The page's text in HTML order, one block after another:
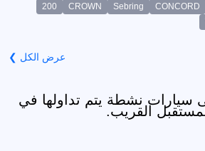
CONCORD
Sebring
CROWN
200
عرض الكل ❯
سيارات نشطة يتم تداولها في
القريب.